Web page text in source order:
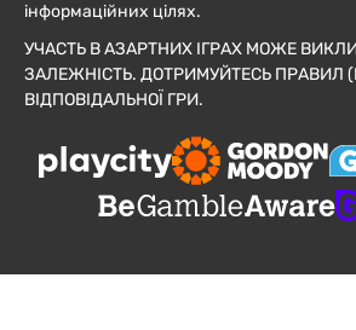
інформаційних цілях.
УЧАСТЬ В АЗАРТНИХ ІГРАХ МОЖЕ
ЗАЛЕЖНІСТЬ. ДОТРИМУЙТЕСЬ ПРАВИЛ
ВІДПОВІДАЛЬНОЇ ГРИ.